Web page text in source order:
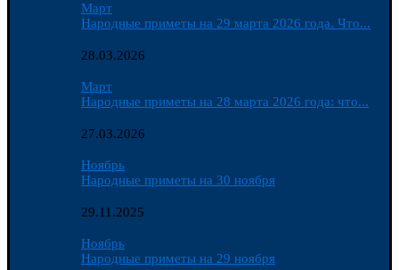
Март
Народные приметы на 29 марта 2026 года. Что...
28.03.2026
Март
Народные приметы на 28 марта 2026 года: что...
27.03.2026
Ноябрь
Народные приметы на 30 ноября
29.11.2025
Ноябрь
Народные приметы на 29 ноября